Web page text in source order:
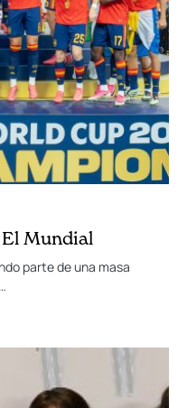
Mundial
parte de una masa